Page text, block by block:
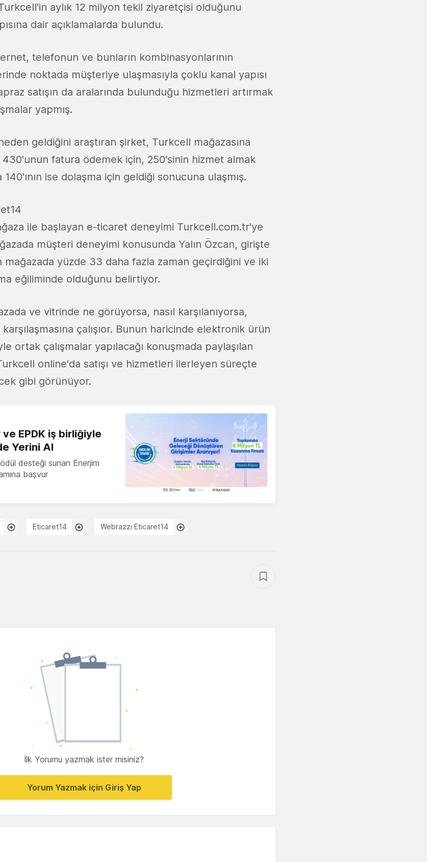
aylık 12 milyon tekil ziyaretçisi olduğunu
dair açıklamalarda bulundu.
telefonun ve bunların kombinasyonlarının
noktada müşteriye ulaşmasıyla çoklu kanal yapısı
satışın da aralarında bulunduğu hizmetleri artırmak
yapmış.
geldiğini araştıran şirket, Turkcell mağazasına
fatura ödemek için, 250'sinin hizmet almak
140'ının ise dolaşma için geldiği sonucuna ulaşmış.
ile başlayan e-ticaret deneyimi Turkcell.com.tr'ye
müşteri deneyimi konusunda Yalın Özcan, girişte
mağazada yüzde 33 daha fazla zaman geçirdiğini ve iki
eğiliminde olduğunu belirtiyor.
ve vitrinde ne görüyorsa, nasıl karşılanıyorsa,
çalışıor. Bunun haricinde elektronik ürün
ortak çalışmalar yapılacağı konuşmada paylaşılan
online'da satışı ve hizmetleri ilerleyen süreçte
gibi görünüyor.
EPDK iş birliğiyle
Yerini Al
desteği sunan Enerjim
başvur
Eticaret14 Webrazzi Eticaret14
İlk Yorumu yazmak ister misiniz?
Yorum Yazmak için Giriş Yap